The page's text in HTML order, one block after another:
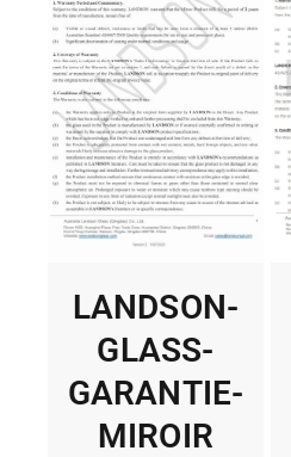
LANDSON-
GLASS-
GARANTIE-
MIROIR